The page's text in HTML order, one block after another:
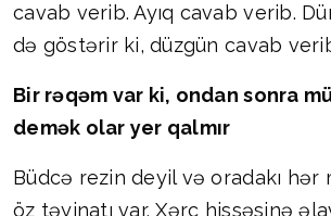
cavab verib. Ayıq cavab verib.
də göstərir ki, düzgün cavab
Bir rəqəm var ki, ondan sonra
demək olar yer qalmır
Büdcə rezin deyil və oradakı hər
öz təyinatı var. Xərc hissəsinə